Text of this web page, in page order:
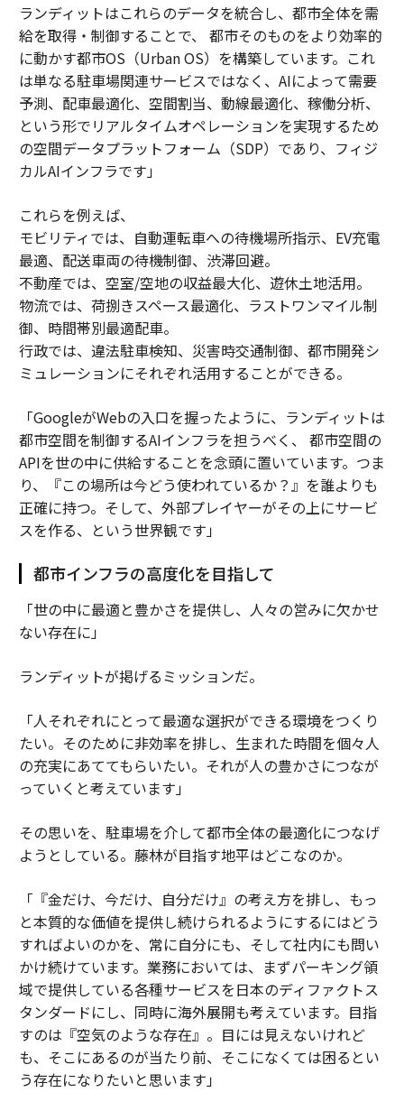
ランディットはこれらのデータを統合し、都市全体を需
給を取得・制御することで、 都市そのものをより効率的
に動かす都市OS（Urban OS）を構築しています。これ
は単なる駐車場関連サービスではなく、AIによって需要
予測、配車最適化、空間割当、動線最適化、稼働分析、
という形でリアルタイムオペレーションを実現するため
の空間データプラットフォーム（SDP）であり、フィジ
カルAIインフラです」
これらを例えば、
モビリティでは、自動運転車への待機場所指示、EV充電
最適、配送車両の待機制御、渋滞回避。
不動産では、空室/空地の収益最大化、遊休土地活用。
物流では、荷捌きスペース最適化、ラストワンマイル制
御、時間帯別最適配車。
行政では、違法駐車検知、災害時交通制御、都市開発シ
ミュレーションにそれぞれ活用することができる。
「GoogleがWebの入口を握ったように、ランディットは
都市空間を制御するAIインフラを担うべく、 都市空間の
APIを世の中に供給することを念頭に置いています。つま
り、『この場所は今どう使われているか？』を誰よりも
正確に持つ。そして、外部プレイヤーがその上にサービ
スを作る、という世界観です」
都市インフラの高度化を目指して
「世の中に最適と豊かさを提供し、人々の営みに欠かせ
ない存在に」
ランディットが掲げるミッションだ。
「人それぞれにとって最適な選択ができる環境をつくり
たい。そのために非効率を排し、生まれた時間を個々人
の充実にあててもらいたい。それが人の豊かさにつなが
っていくと考えています」
その思いを、駐車場を介して都市全体の最適化につなげ
ようとしている。藤林が目指す地平はどこなのか。
「『金だけ、今だけ、自分だけ』の考え方を排し、もっ
と本質的な価値を提供し続けられるようにするにはどう
すればよいのかを、常に自分にも、そして社内にも問い
かけ続けています。業務においては、まずパーキング領
域で提供している各種サービスを日本のディファクトス
タンダードにし、同時に海外展開も考えています。目指
すのは『空気のような存在』。目には見えないけれど
も、そこにあるのが当たり前、そこになくては困るとい
う存在になりたいと思います」